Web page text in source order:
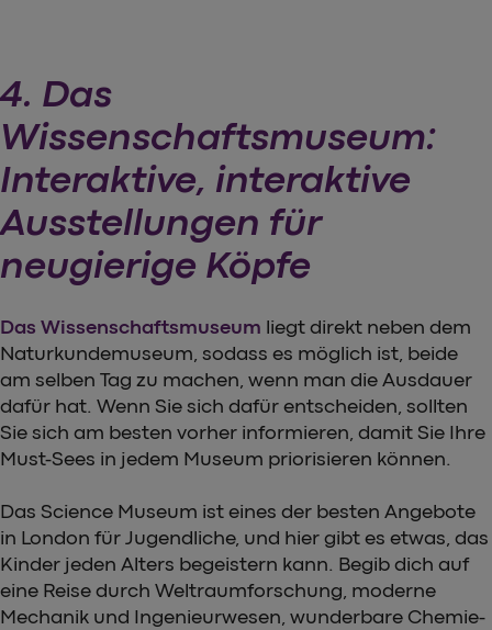
4. Das
Wissenschaftsmuseum:
Interaktive, interaktive
Ausstellungen für
neugierige Köpfe
Das Wissenschaftsmuseum liegt direkt neben dem
Naturkundemuseum, sodass es möglich ist, beide
am selben Tag zu machen, wenn man die Ausdauer
dafür hat. Wenn Sie sich dafür entscheiden, sollten
Sie sich am besten vorher informieren, damit Sie Ihre
Must-Sees in jedem Museum priorisieren können.
Das Science Museum ist eines der besten Angebote
in London für Jugendliche, und hier gibt es etwas, das
Kinder jeden Alters begeistern kann. Begib dich auf
eine Reise durch Weltraumforschung, moderne
Mechanik und Ingenieurwesen, wunderbare Chemie-